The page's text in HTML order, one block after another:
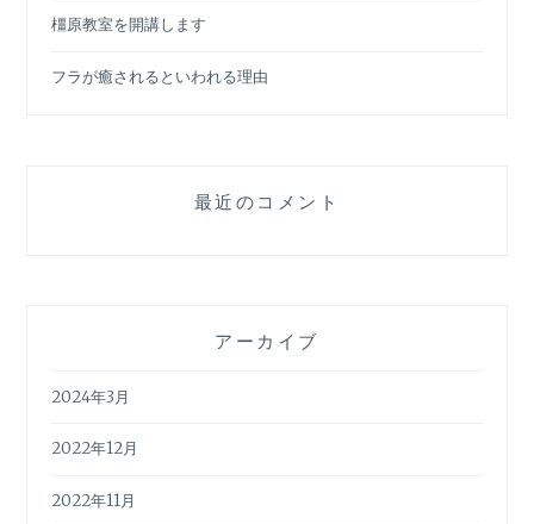
橿原教室を開講します
フラが癒されるといわれる理由
最近のコメント
アーカイブ
2024年3月
2022年12月
2022年11月